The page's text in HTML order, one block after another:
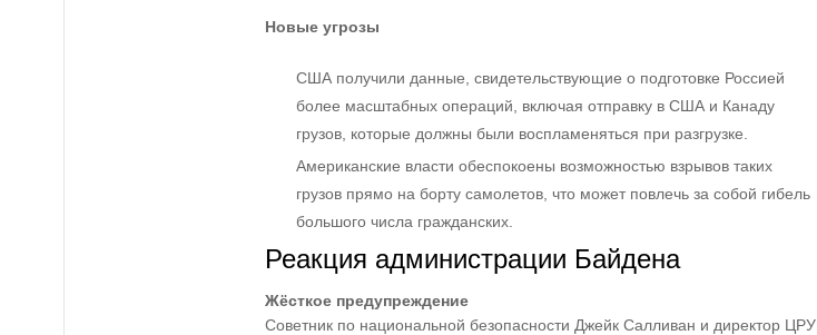
Новые угрозы
США получили данные, свидетельствующие о подготовке Россией
более масштабных операций, включая отправку в США и Канаду
грузов, которые должны были воспламеняться при разгрузке.
Американские власти обеспокоены возможностью взрывов таких
грузов прямо на борту самолетов, что может повлечь за собой гибель
большого числа гражданских.
Реакция администрации Байдена
Жёсткое предупреждение
Советник по национальной безопасности Джейк Салливан и директор ЦРУ